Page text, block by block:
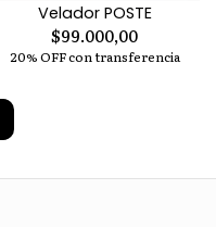
Velador POSTE
$99.000,00
20% OFF con transferencia